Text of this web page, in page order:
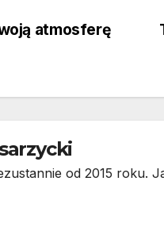
atmosferę
od 2015 roku.